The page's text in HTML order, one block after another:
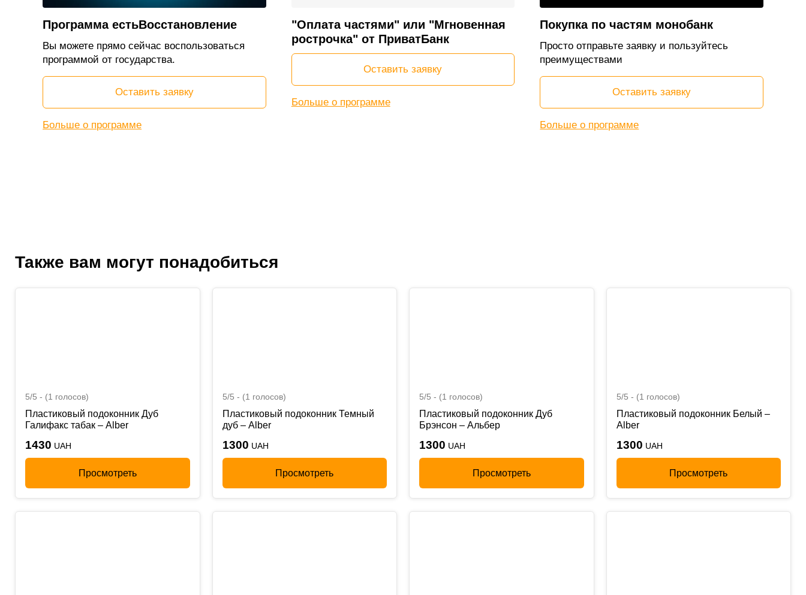
Программа естьВосстановление
Вы можете прямо сейчас воспользоваться
программой от государства.
Оставить заявку
Больше о программе
"Оплата частями" или "Мгновенная
рострочка" от ПриватБанк
Оставить заявку
Больше о программе
Покупка по частям монобанк
Просто отправьте заявку и пользуйтесь
преимуществами
Оставить заявку
Больше о программе
Также вам могут понадобиться
5/5 - (1 голосов)
Пластиковый подоконник Дуб
Галифакс табак – Alber
1430 UAH
Просмотреть
5/5 - (1 голосов)
Пластиковый подоконник Темный
дуб – Alber
1300 UAH
Просмотреть
5/5 - (1 голосов)
Пластиковый подоконник Дуб
Брэнсон – Альбер
1300 UAH
Просмотреть
5/5 - (1 голосов)
Пластиковый подоконник Белый –
Alber
1300 UAH
Просмотреть